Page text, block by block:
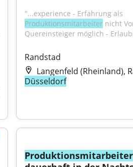
Produktionsmitarbeiter nicht
Quereinsteiger möglich -
Randstad
Langenfeld (Rheinland),
Düsseldorf
Produktionsmitarbeiter